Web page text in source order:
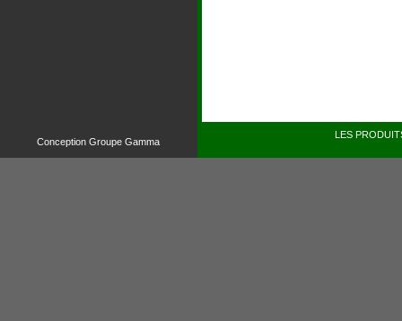
LES
Conception Groupe Gamma